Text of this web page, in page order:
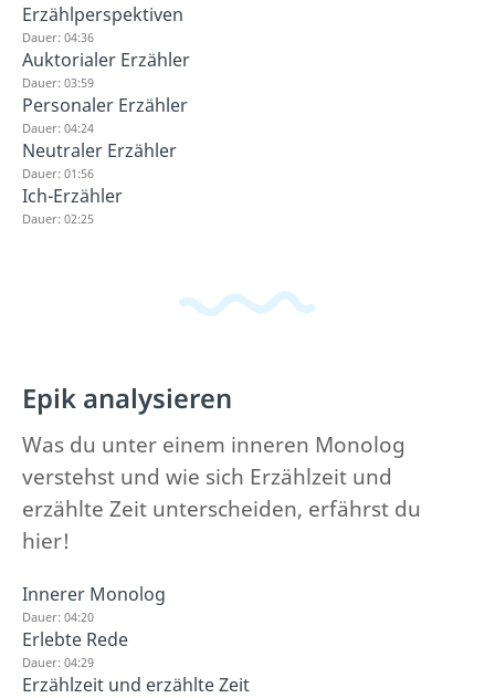
Erzählperspektiven
Dauer: 04:36
Auktorialer Erzähler
Dauer: 03:59
Personaler Erzähler
Dauer: 04:24
Neutraler Erzähler
Dauer: 01:56
Ich-Erzähler
Dauer: 02:25
Epik analysieren
Was du unter einem inneren Monolog
verstehst und wie sich Erzählzeit und
erzählte Zeit unterscheiden, erfährst du
hier!
Innerer Monolog
Dauer: 04:20
Erlebte Rede
Dauer: 04:29
Erzählzeit und erzählte Zeit